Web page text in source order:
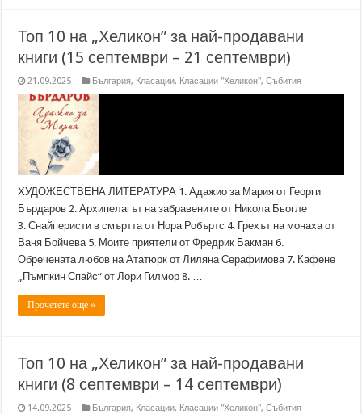
Топ 10 на „Хеликон” за най-продавани
книги (15 септември – 21 септември)
21.09.2025 България, Класации, Класации "Хеликон",Събития
ХУДОЖЕСТВЕНА ЛИТЕРАТУРА 1. Адажио за Мария от Георги
Бърдаров 2. Архипелагът на забравените от Никола Бьогле
3. Снайперисти в смъртта от Нора Робъртс 4. Грехът на монаха от
Ваня Бойчева 5. Моите приятели от Фредрик Бакман 6.
Обречената любов на Ататюрк от Лиляна Серафимова 7. Кафене
„Пъмпкин Спайс“ от Лори Гилмор 8. …
Прочетете още »
Топ 10 на „Хеликон” за най-продавани
книги (8 септември – 14 септември)
14.09.2025 България, Класации, Класации "Хеликон",Събития